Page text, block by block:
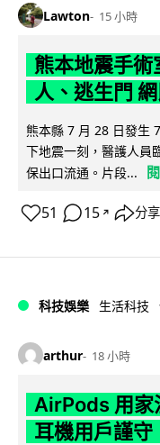
Lawton 15 小時
熊本地震手術
人、逃生門
熊本縣 7 月 28 日發生
下地震一刻，醫護人員
保出口流通。片段...
51 15 ↗ 分享
科技娛樂 生活科技
arthur 18 小時
AirPods 用家
耳機用戶謹